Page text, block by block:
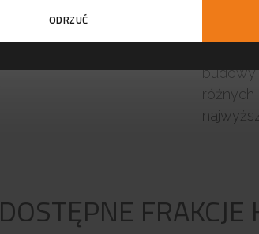
ODRZUĆ
W
budowy
różnych
DOSTĘPNE